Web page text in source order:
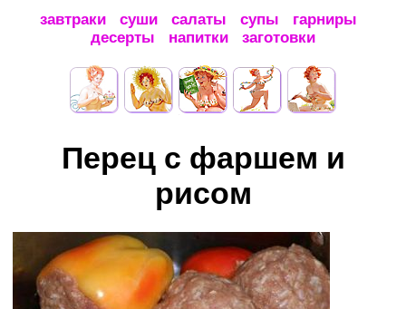
завтраки суши салаты супы
гарниры
десерты
напитки заготовки
Перец с фаршем и
рисом